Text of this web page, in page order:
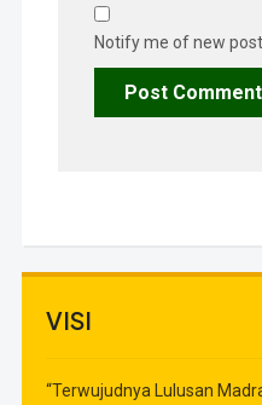
VISI
“Terwujudnya Lulusan
Notify me of new